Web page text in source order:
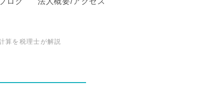
算を税理士が解説